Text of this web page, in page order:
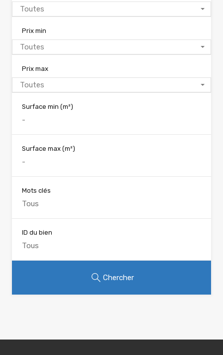
Toutes
Prix min
Toutes
Prix max
Toutes
Surface min (m²)
Surface max (m²)
Mots clés
ID du bien
Chercher